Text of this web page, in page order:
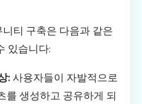
티 구축은 다음과 같은
있습니다:
: 사용자들이 자발적으로
를 생성하고 공유하게 되